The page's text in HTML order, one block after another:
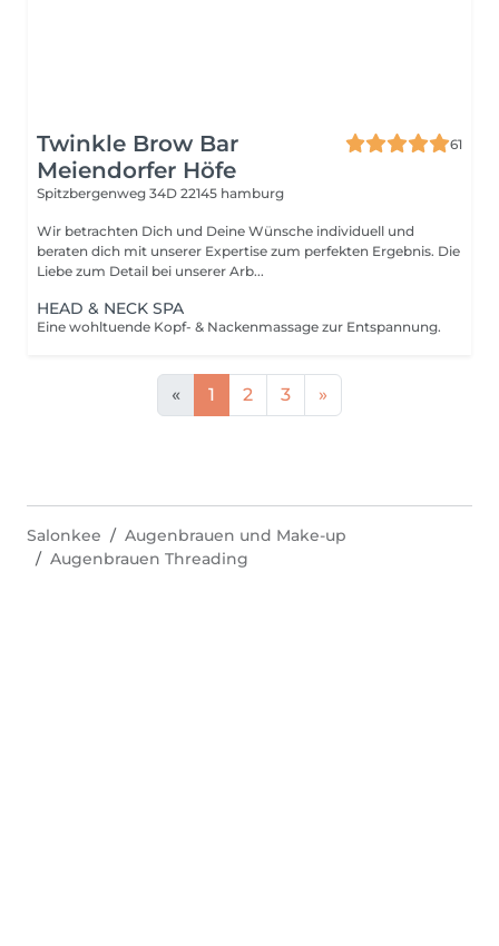
Twinkle Brow Bar
Meiendorfer Höfe
61
Spitzbergenweg 34D 22145 hamburg
Wir betrachten Dich und Deine Wünsche individuell und
beraten dich mit unserer Expertise zum perfekten Ergebnis. Die
Liebe zum Detail bei unserer Arb...
HEAD & NECK SPA
Eine wohltuende Kopf- & Nackenmassage zur Entspannung.
« 1 2 3 »
Salonkee
Augenbrauen und Make-up
Augenbrauen Threading